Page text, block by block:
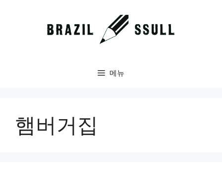
메뉴
햄버거집